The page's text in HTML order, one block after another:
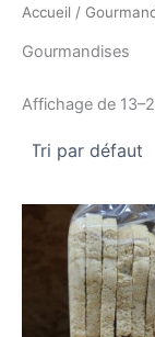
Accueil /
Gourmandises
Affichage de